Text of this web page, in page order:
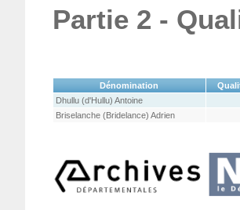
Partie 2 -
Dénomination
Dhullu (d'Hullu) Antoine
Briselanche (Bridelance) Adrien